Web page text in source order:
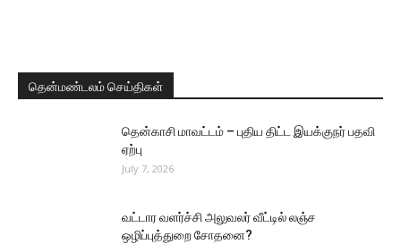
தென்மண்டலம் செய்திகள்
தென்காசி மாவட்டம் – புதிய திட்ட இயக்குநர் பதவி
ஏற்பு
July 7, 2026
வட்டார வளர்ச்சி அலுவலர் வீட்டில் லஞ்ச
ஒழிப்புத்துறை சோதனை?